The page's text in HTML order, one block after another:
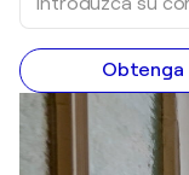
Obtenga